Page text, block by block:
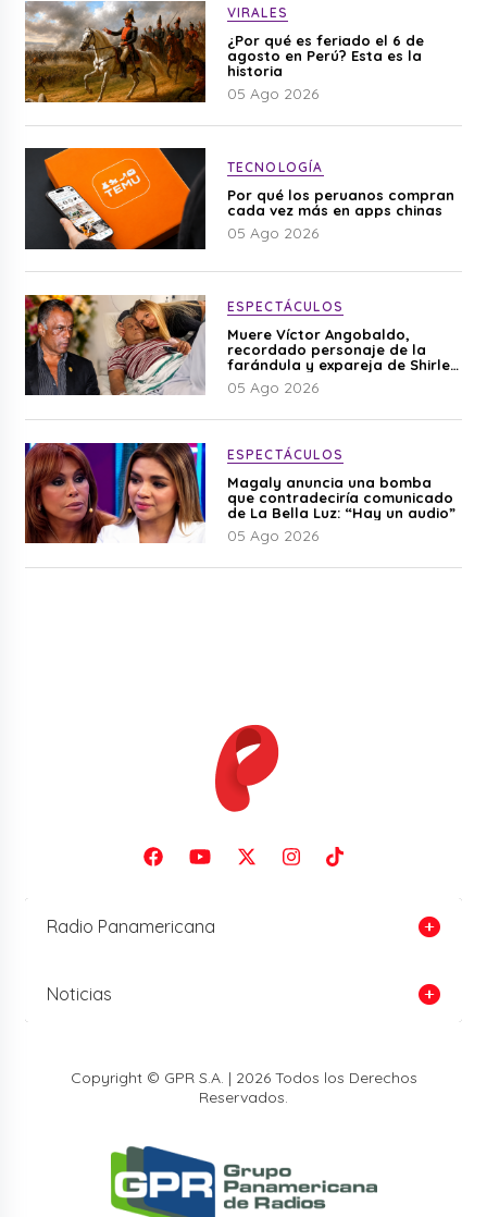
VIRALES
¿Por qué es feriado el 6 de
agosto en Perú? Esta es la
historia
05 Ago 2026
TECNOLOGÍA
Por qué los peruanos compran
cada vez más en apps chinas
05 Ago 2026
ESPECTÁCULOS
Muere Víctor Angobaldo,
recordado personaje de la
farándula y expareja de Shirley
Cherres
05 Ago 2026
ESPECTÁCULOS
Magaly anuncia una bomba
que contradeciría comunicado
de La Bella Luz: “Hay un audio”
05 Ago 2026
Radio Panamericana
Noticias
Copyright © GPR S.A. | 2026 Todos los Derechos
Reservados.